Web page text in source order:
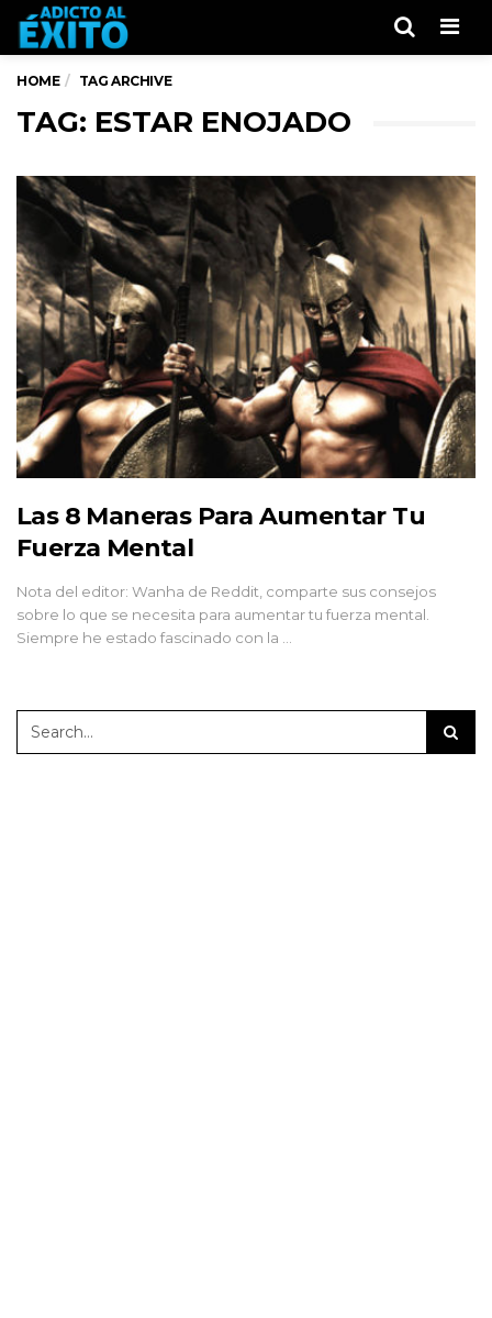
HOME TAG ARCHIVE
TAG: ESTAR ENOJADO
Las 8 Maneras Para Aumentar Tu
Fuerza Mental
Nota del editor: Wanha de Reddit, comparte sus consejos
sobre lo que se necesita para aumentar tu fuerza mental.
Siempre he estado fascinado con la …